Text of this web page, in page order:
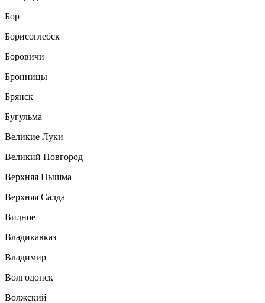
Бор
Борисоглебск
Боровичи
Бронницы
Брянск
Бугульма
Великие Луки
Великий Новгород
Верхняя Пышма
Верхняя Салда
Видное
Владикавказ
Владимир
Волгодонск
Волжский